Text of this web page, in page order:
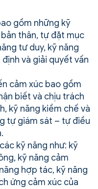
gồm những kỹ
thân, tự đặt mục
tư duy, kỹ năng
và giải quyết vấn
cảm xúc bao gồm
biết và chịu trách
kỹ năng kiềm chế và
tự giám sát – tự điều
kỹ năng như: kỹ
kỹ năng cảm
hợp tác, kỹ năng
ứng cảm xúc của